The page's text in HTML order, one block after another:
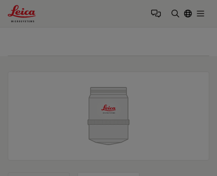
Leica Microsystems Logo